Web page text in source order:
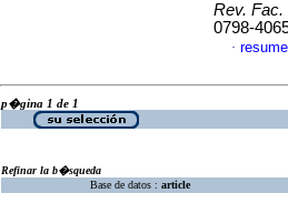
Rev. Fac.
0798-
·
p�gina 1 de 1
Refinar la b�squeda
Base de datos : article